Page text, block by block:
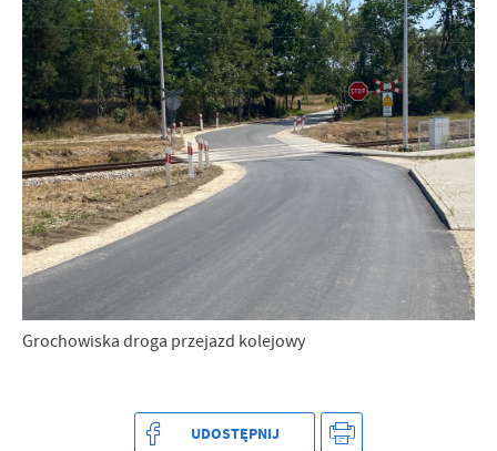
Grochowiska droga przejazd kolejowy
UDOSTĘPNIJ